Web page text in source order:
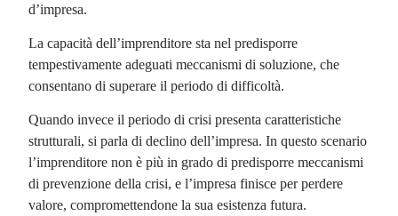
d’impresa.
La capacità dell’imprenditore sta nel predisporre
tempestivamente adeguati meccanismi di soluzione, che
consentano di superare il periodo di difficoltà.
Quando invece il periodo di crisi presenta caratteristiche
strutturali, si parla di declino dell’impresa. In questo scenario
l’imprenditore non è più in grado di predisporre meccanismi
di prevenzione della crisi, e l’impresa finisce per perdere
valore, compromettendone la sua esistenza futura.